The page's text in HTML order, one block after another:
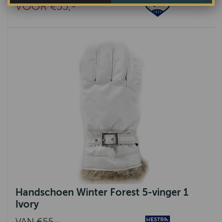
VOOR €55,-
Handschoen Winter Forest 5-vinger 1
Ivory